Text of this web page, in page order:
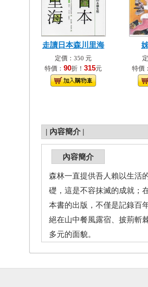
走讀日本森川里海
定價：350 元
特價： 90折！ 315元
特價：
| 內容簡介 |
內容簡介
森林一直提供吾人賴以生活
礎，這是不容抹滅的成就；
本書的出版，不僅是記錄百
絕在山中餐風露宿、披荊斬
多元的面貌。